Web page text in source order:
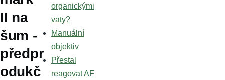
II na
šum -
předpr
odukč
organickými
vaty?
Manuální
objektiv
Přestal
reagovat AF